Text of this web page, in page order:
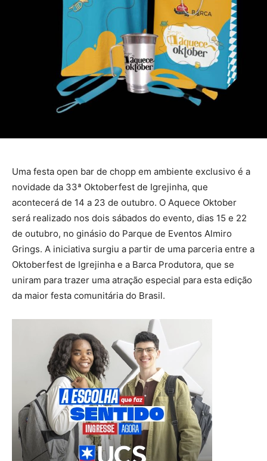
Uma festa open bar de chopp em ambiente exclusivo é a
novidade da 33ª Oktoberfest de Igrejinha, que
acontecerá de 14 a 23 de outubro. O Aquece Oktober
será realizado nos dois sábados do evento, dias 15 e 22
de outubro, no ginásio do Parque de Eventos Almiro
Grings. A iniciativa surgiu a partir de uma parceria entre a
Oktoberfest de Igrejinha e a Barca Produtora, que se
uniram para trazer uma atração especial para esta edição
da maior festa comunitária do Brasil.